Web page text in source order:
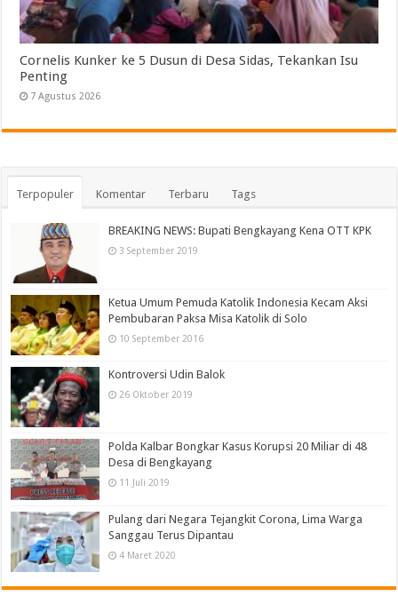
Cornelis Kunker ke 5 Dusun di Desa Sidas, Tekankan Isu
Penting
7 Agustus 2026
Terpopuler Komentar Terbaru Tags
BREAKING NEWS: Bupati Bengkayang Kena OTT KPK
3 September 2019
Ketua Umum Pemuda Katolik Indonesia Kecam Aksi
Pembubaran Paksa Misa Katolik di Solo
10 September 2016
Kontroversi Udin Balok
26 Oktober 2019
Polda Kalbar Bongkar Kasus Korupsi 20 Miliar di 48
Desa di Bengkayang
11 Juli 2019
Pulang dari Negara Tejangkit Corona, Lima Warga
Sanggau Terus Dipantau
4 Maret 2020